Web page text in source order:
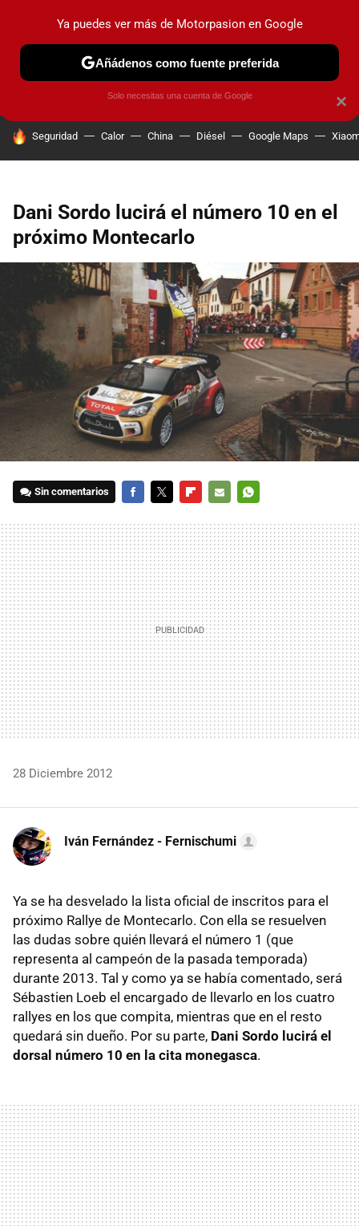
PRUEBAS COCHES ELÉCTRICOS OBSERVATORIO
HOY SE HABLA DE
Seguridad Calor China Diésel Google Maps
Dani Sordo lucirá el número 10 en el
próximo Montecarlo
Sin comentarios
MAIL
28 Diciembre 2012
Iván Fernández - Fernischumi
Ya se ha desvelado la lista oficial de inscritos para el
próximo Rallye de Montecarlo. Con ella se resuelven
las dudas sobre quién llevará el número 1 (que
representa al campeón de la pasada temporada)
durante 2013. Tal y como ya se había comentado, será
Sébastien Loeb el encargado de llevarlo en los cuatro
rallyes en los que compita, mientras que en el resto
quedará sin dueño. Por su parte, Dani Sordo lucirá el
dorsal número 10 en la cita monegasca.
×
Ya puedes ver más de Motorpasion en Google
Añádenos como fuente preferida
Solo necesitas una cuenta de Google